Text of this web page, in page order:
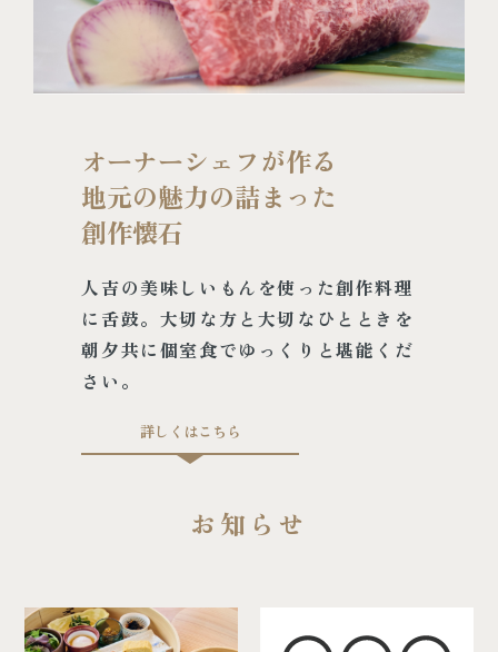
オーナーシェフが作る
地元の魅力の詰まった
創作懐石
人吉の美味しいもんを使った創作料理
に舌鼓。大切な方と大切なひ とときを
朝夕共に個室食でゆっく りと堪能くだ
さい。
詳しくはこちら
お知らせ